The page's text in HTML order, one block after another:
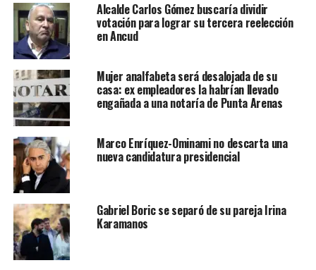
Alcalde Carlos Gómez buscaría dividir
votación para lograr su tercera reelección
en Ancud
Mujer analfabeta será desalojada de su
casa: ex empleadores la habrían llevado
engañada a una notaría de Punta Arenas
Marco Enríquez-Ominami no descarta una
nueva candidatura presidencial
Gabriel Boric se separó de su pareja Irina
Karamanos